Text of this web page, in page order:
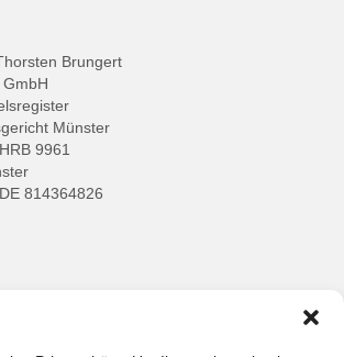
Brungert
Münster
9961
814364826